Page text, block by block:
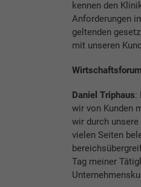
kennen den
Anforderungen
geltenden
mit unseren
Wirtschaftsforum
Daniel Triphaus:
wir von Kunden
wir durch
vielen Seiten
Tag meiner